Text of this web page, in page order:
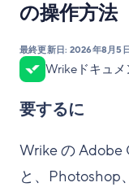
の操作方法
最終更新日: 2026年8月5日
Wrikeドキュ
要するに
Wrike の Adobe
と、Photoshop